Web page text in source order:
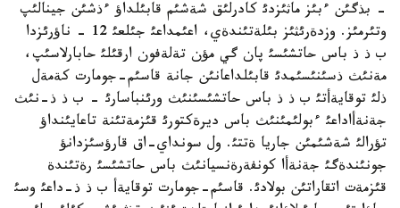
- بذگئن ءبئز ماثئزدئ كادرلئق شةشئم قابئلداؤ ءذشئن جينالئپ
وتئرمئز. وزدةرئثئز بئلةتئندةي، اعئمداعئ جئلعئ 12 - ناؤرئزدا
ب ذ ذ باس حاتشئسئ پان گي مؤن تةلةفون ارقئلئ حابارلاسئپ،
مةنئث ذسئنئسئمدئ قابئلداعانئن جانة قاسئم-جومارت كةمةل
ذلئ توقايةأتئ ب ذ ذ باس حاتشئسئنئث ورئنباسارئ - ب ذ ذ-نئث
جةنةأاداعئ ءبولئمئنئث باس ديرةكتورئ قئزمةتئنة تاعايئنداؤ
تؤرالئ شةشئمئن جاريا ةتتئ. ول سونداي-اق قارؤسئزدانؤ
جونئندةگئ جةنةأا كونفةرةنسيانئث باس حاتشئسئ رةتئندة
قئزمةت اتقاراتئن بولادئ. قاسئم-جومارت توقايةأ ب ذ ذ-داعئ وسئ